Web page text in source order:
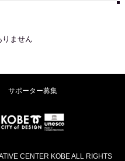
ません
サポーター募集
CENTER KOBE ALL RIGHTS